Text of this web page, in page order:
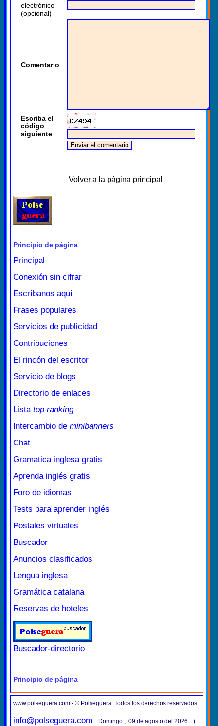
electrónico
(opcional)
Comentario
Escriba el
código
siguiente
Volver a la página principal
Principio de página
Principal
Conexión sin cifrar
Escríbanos aquí
Frases populares
Servicios de publicidad
Contribuciones
El rincón del escritor
Servicio de blogs
Directorio de enlaces
Lista top ranking
Intercambio de minibanners
Chat
Gramática inglesa gratis
Aprenda inglés gratis
Foro de idiomas
Tests para aprender inglés
Postales virtuales
Buscador
Anuncios clasificados
Lengua inglesa
Gramática catalana
Reservas de hoteles
Buscador-directorio
Principio de página
www.polseguera.com - © Polseguera. Todos los derechos reservados
info@polseguera.com Domingo , 09 de agosto del 2026 (